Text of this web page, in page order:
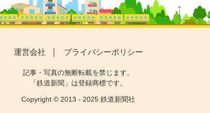
運営会社 プライバシーポリシー
記事・写真の無断転載を禁じます。
「鉄道新聞」は登録商標です。
Copyright © 2013 - 2025 鉄道新聞社